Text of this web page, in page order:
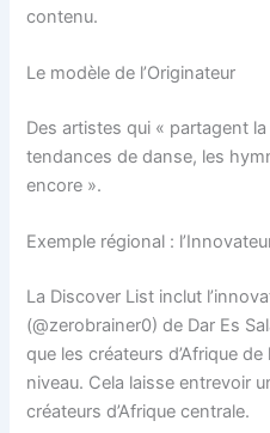
contenu.
Le modèle de l’Originateur
Des artistes qui « partagent
tendances de danse, les
encore ».
Exemple régional :
La Discover List inclut
(@zerobrainer0) de Dar Es
que les créateurs d’Afrique
niveau. Cela laisse entrevoir
créateurs d’Afrique centrale.